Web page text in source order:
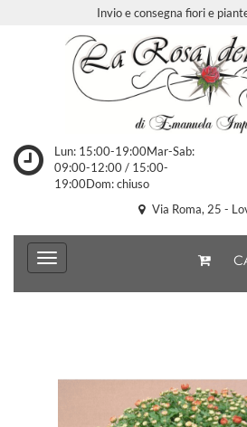
Invio e consegna fiori e
Lun: 15:00-19:00Mar-Sab:
09:00-12:00 / 15:00-
19:00Dom: chiuso
Via Roma, 25 -